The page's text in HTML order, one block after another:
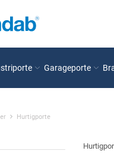
Garageporte
Hurtigporte